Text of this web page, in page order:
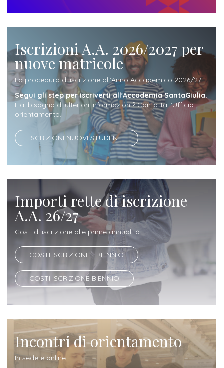
Gli
step
per
diventare
un
nostro
studente
ORIENTAMENTO
Sbocchi
professionali
Richiedi
Informazioni
Iscriviti
alla
Newsletter
Iscrizioni A.A. 2026/2027 per
nuove matricole
La procedura di iscrizione all'Anno Accademico 2026/27
Segui gli step per iscriverti all'Accademia SantaGiulia.
Hai bisogno di ulteriori informazioni? Contatta l'Ufficio
orientamento.
ISCRIZIONI NUOVI STUDENTI
Importi rette di iscrizione
A.A. 26/27
Costi di iscrizione alle prime annualità
COSTI ISCRIZIONE TRIENNIO
COSTI ISCRIZIONE BIENNIO
Incontri di orientamento
In sede e online